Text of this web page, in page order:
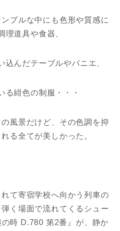
プルな中にも色形や質感に
理道具や食器、
込んだテーブルやパニエ、
る紺色の制服・・・
風景だけど、その色調を抑
る全てが美しかった。
て寄宿学校へ向かう列車の
く場面で流れてくるシュー
時 D.780 第2番』が、静か